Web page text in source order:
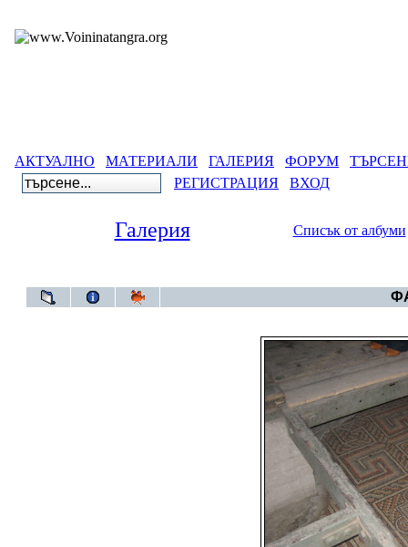
АКТУАЛНО МАТЕРИАЛИ ГАЛЕРИЯ ФОРУМ
РЕГИСТРАЦИЯ
ВХОД
Галерия Списък от албуми